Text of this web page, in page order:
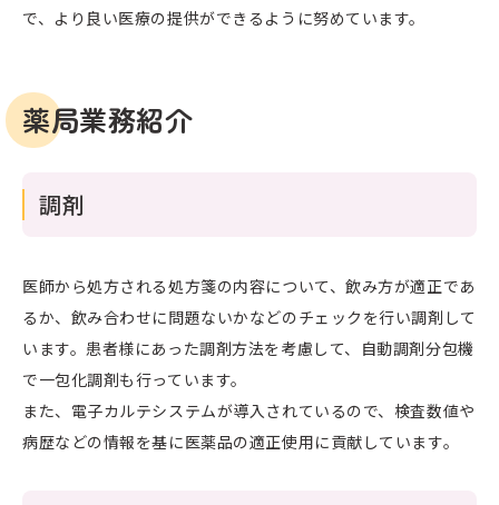
で、より良い医療の提供ができるように努めています。
薬局業務紹介
調剤
医師から処方される処方箋の内容について、飲み方が適正であ
るか、飲み合わせに問題ないかなどのチェックを行い調剤して
います。患者様にあった調剤方法を考慮して、自動調剤分包機
で一包化調剤も行っています。
また、電子カルテシステムが導入されているので、検査数値や
病歴などの情報を基に医薬品の適正使用に貢献しています。